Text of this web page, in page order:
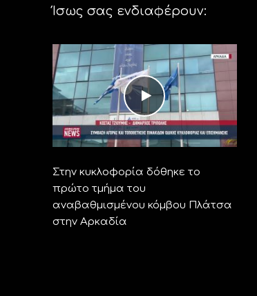
Ίσως σας ενδιαφέρουν:
Στην κυκλοφορία δόθηκε το
πρώτο τμήμα του
αναβαθμισμένου κόμβου Πλάτσα
στην Αρκαδία